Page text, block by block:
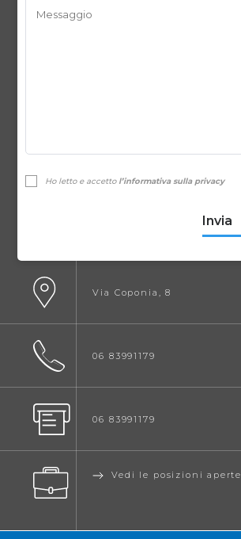
Via Coponia, 8
06 83991179
06 83991179
Vedi le posizioni aperte
Ho letto e accetto l’informativa sulla privacy